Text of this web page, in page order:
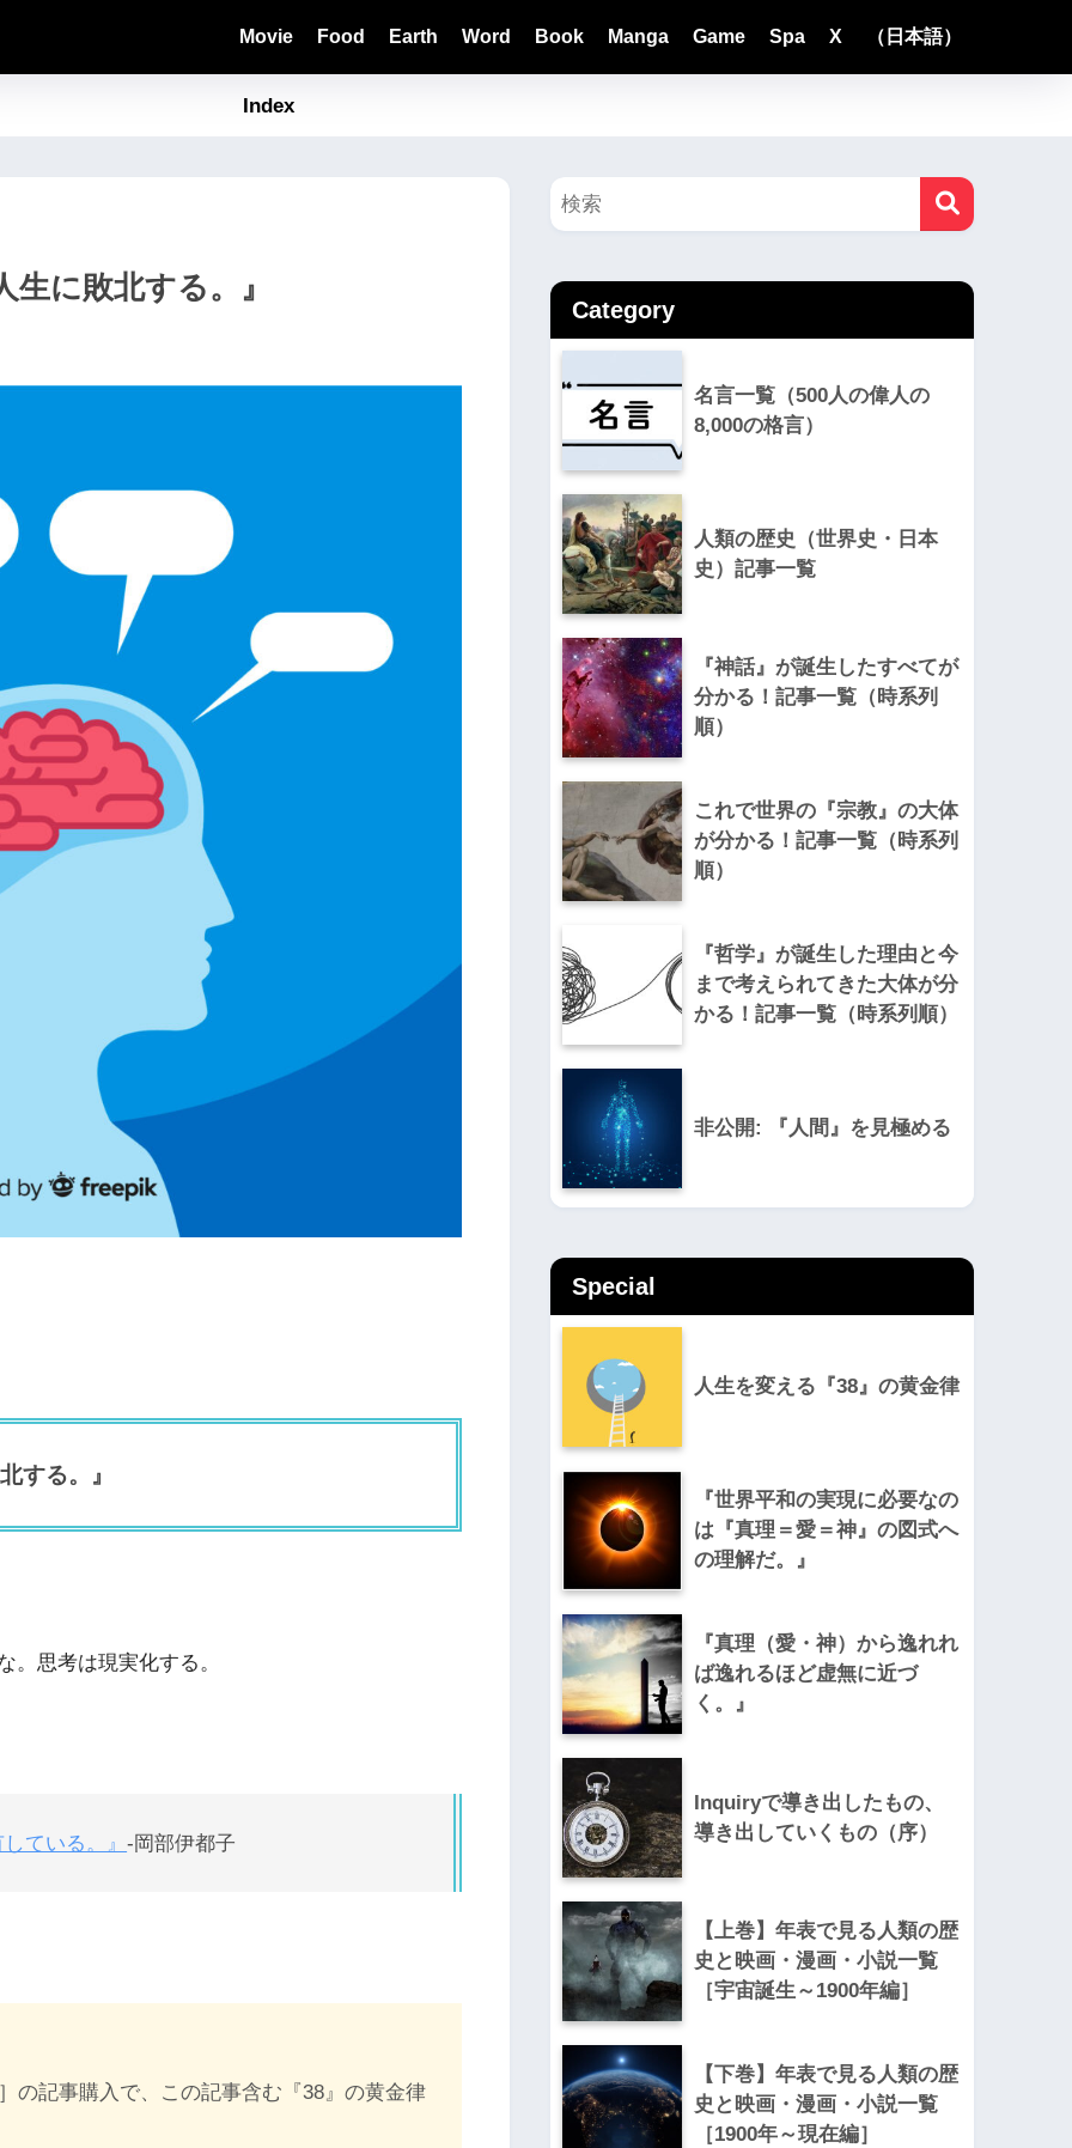
Movie Food Earth Word Book Manga Game Spa X （日本語）
Index
に敗北する。』
する。』
。思考は現実化する。
ている。』-岡部伊都子
の記事購入で、この記事含む『38』の黄金律
Category
名言一覧（500人の偉人の
8,000の格言）
人類の歴史（世界史・日本
史）記事一覧
『神話』が誕生したすべてが
分かる！記事一覧（時系列
順）
これで世界の『宗教』の大体
が分かる！記事一覧（時系列
順）
『哲学』が誕生した理由と今
まで考えられてきた大体が分
かる！記事一覧（時系列順）
非公開: 『人間』を見極める
Special
人生を変える『38』の黄金律
『世界平和の実現に必要なの
は『真理＝愛＝神』の図式へ
の理解だ。』
『真理（愛・神）から逸れれ
ば逸れるほど虚無に近づ
く。』
Inquiryで導き出したもの、
導き出していくもの（序）
【上巻】年表で見る人類の歴
史と映画・漫画・小説一覧
［宇宙誕生～1900年編］
【下巻】年表で見る人類の歴
史と映画・漫画・小説一覧
［1900年～現在編］